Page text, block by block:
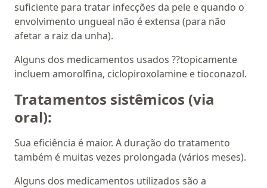
suficiente para tratar infecções da pele e quando o
envolvimento ungueal não é extensa (para não
afetar a raiz da unha).
Alguns dos medicamentos usados ??topicamente
incluem amorolfina, ciclopiroxolamine e tioconazol.
Tratamentos sistêmicos (via
oral):
Sua eficiência é maior. A duração do tratamento
também é muitas vezes prolongada (vários meses).
Alguns dos medicamentos utilizados são a